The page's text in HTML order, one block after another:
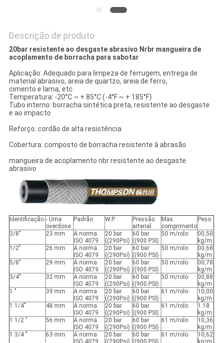
Descrição de produto
20bar resistente ao desgaste abrasivo Nrbr mangueira de
acoplamento de borracha para sabotar
Aplicação: Adequado para limpeza de ferrugem, entrega de
material abrasivo, areia de quartzo, areia de ferro,
cimento e lama, etc.
Temperatura: -20°C ~ + 85°C (-4°F ~ + 185°F)
Tubo interno: borracha sintética preta, resistente ao desgaste
e ao impacto
Reforço: cordão de alta resistência
Cobertura: composto de borracha resistente à abrasão
mangueira de acoplamento nbr resistente ao desgaste
abrasivo
Identificação.- Uma
overdose.
Padrão W.P.
Pressão
arterial.
Max.
comprimento
Peso
3/8" 23 mm
A norma
ISO 4079
20 bar
((290Psi)
60 bar
((900 PSI)
50 m/rolo
00,50
kg/m
1/2"
26 mm
A norma
ISO 4079
20 bar
((290Psi)
60 bar
((900 PSI)
50 m/rolo
00,68
kg/m
5/8"
29 mm
A norma
ISO 4079
20 bar
((290Psi)
60 bar
((900 PSI)
50 m/rolo
00,78
kg/m
3/4"
32 mm
A norma
ISO 4079
20 bar
((290Psi)
60 bar
((900 PSI)
50 m/rolo
00,88
kg/m
1 "
39 mm
A norma
ISO 4079
20 bar
((290Psi)
60 bar
((900 PSI)
61 m/rolo
10,00
kg/m
1 1/4"
48 mm
A norma
ISO 4079
20 bar
((290Psi)
60 bar
((900 PSI)
61 m/rolo
1.18
kg/m
1 1/2 "
56 mm
A norma
ISO 4079
20 bar
((290Psi)
60 bar
((900 PSI)
61 m/rolo
10,36
kg/m
1 3/4 "
63 mm
A norma
20 bar
60 bar
61 m/rolo
10,62